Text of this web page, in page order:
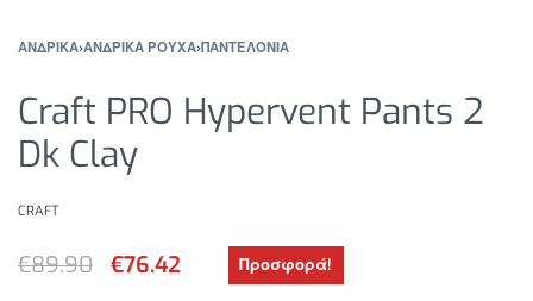
ΑΝΔΡΙΚΑ›ΑΝΔΡΙΚΑ ΡΟΥΧΑ›ΠΑΝΤΕΛΟΝΙΑ
Craft PRO Hypervent Pants 2
Dk Clay
CRAFT
€89.90 €76.42 Προσφορά!